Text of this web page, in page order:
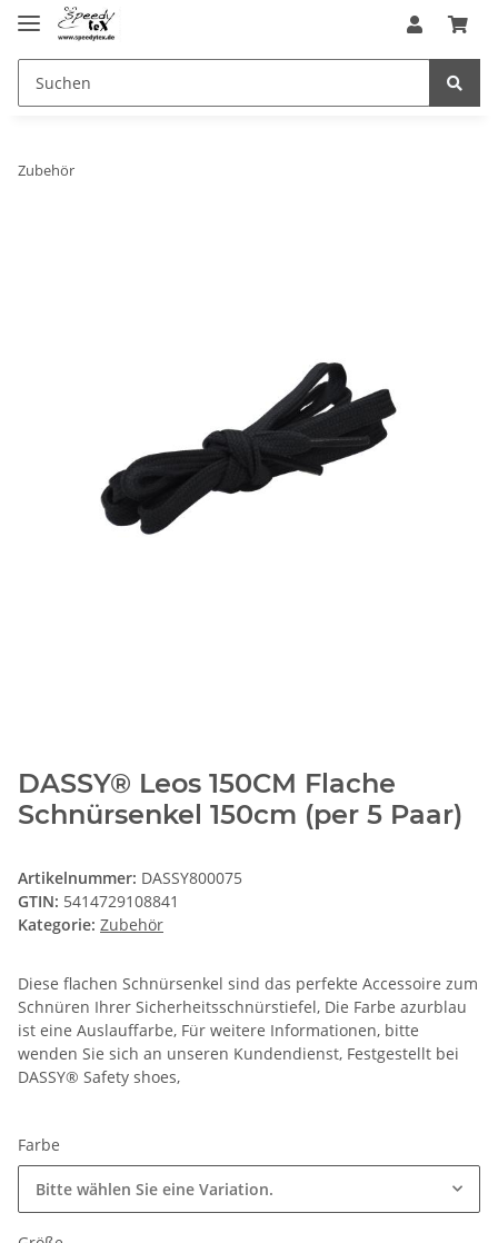
Zubehör
DASSY® Leos 150CM Flache
Schnürsenkel 150cm (per 5 Paar)
Artikelnummer: DASSY800075
GTIN: 5414729108841
Kategorie: Zubehör
Diese flachen Schnürsenkel sind das perfekte Accessoire zum
Schnüren Ihrer Sicherheitsschnürstiefel, Die Farbe azurblau
ist eine Auslauffarbe, Für weitere Informationen, bitte
wenden Sie sich an unseren Kundendienst, Festgestellt bei
DASSY® Safety shoes,
Farbe
Bitte wählen Sie eine Variation.